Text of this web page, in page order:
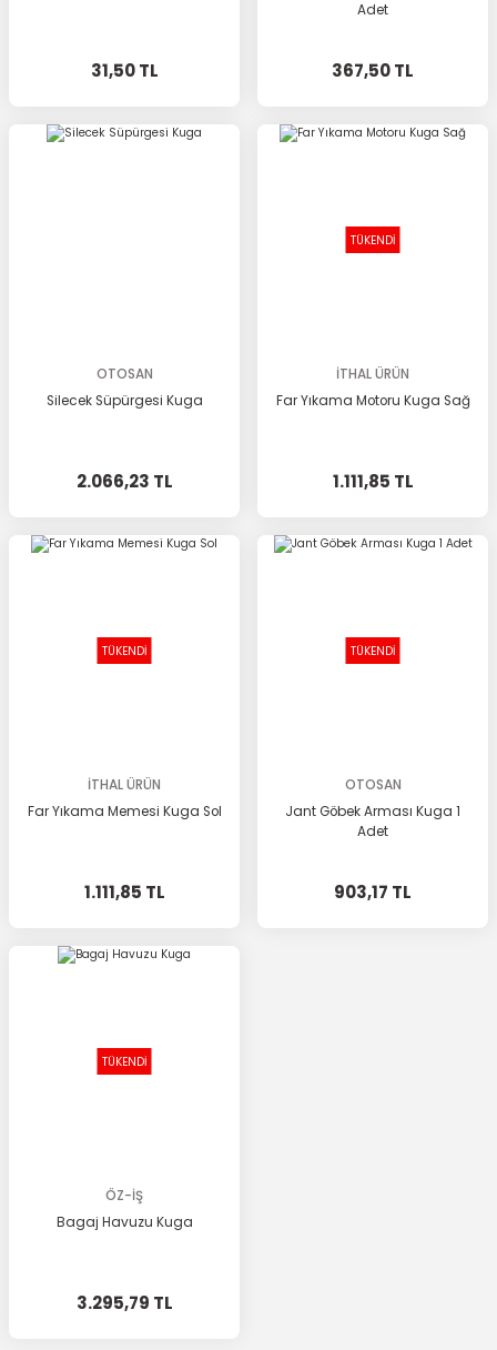
31,50 TL
Adet
367,50 TL
OTOSAN
Silecek Süpürgesi Kuga
2.066,23 TL
TÜKENDİ
İTHAL ÜRÜN
Far Yıkama Motoru Kuga Sağ
1.111,85 TL
TÜKENDİ
İTHAL ÜRÜN
Far Yıkama Memesi Kuga Sol
1.111,85 TL
TÜKENDİ
OTOSAN
Jant Göbek Arması Kuga 1
Adet
903,17 TL
TÜKENDİ
ÖZ-İŞ
Bagaj Havuzu Kuga
3.295,79 TL